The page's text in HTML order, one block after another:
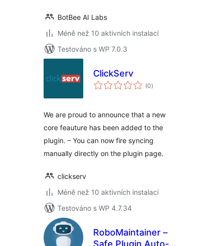
BotBee AI Labs
Méně než 10 aktivních instalací
Testováno s WP 7.0.3
ClickServ
(0celkové
hodnocení
)
We are proud to announce that a new
core feauture has been added to the
plugin. – You can now fire syncing
manually directly on the plugin page.
clickserv
Méně než 10 aktivních instalací
Testováno s WP 4.7.34
RoboMaintainer –
Safe Plugin Auto-